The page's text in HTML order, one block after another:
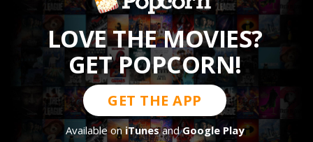
LOVE THE MOVIES?
GET POPCORN!
GET THE APP
Available oniTunesandGoogle Play